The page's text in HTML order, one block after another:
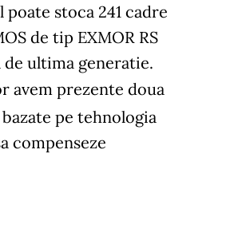
stoca 241 cadre
de tip EXMOR RS
ultima generatie.
avem prezente doua
pe tehnologia
compenseze